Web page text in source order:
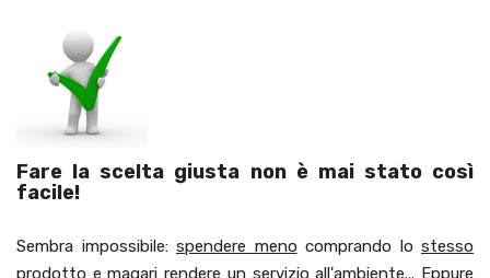
Fare la scelta giusta non è mai stato così
facile!
Sembra impossibile: spendere meno comprando lo stesso
prodotto e magarirendere un servizio all'ambiente... Eppure